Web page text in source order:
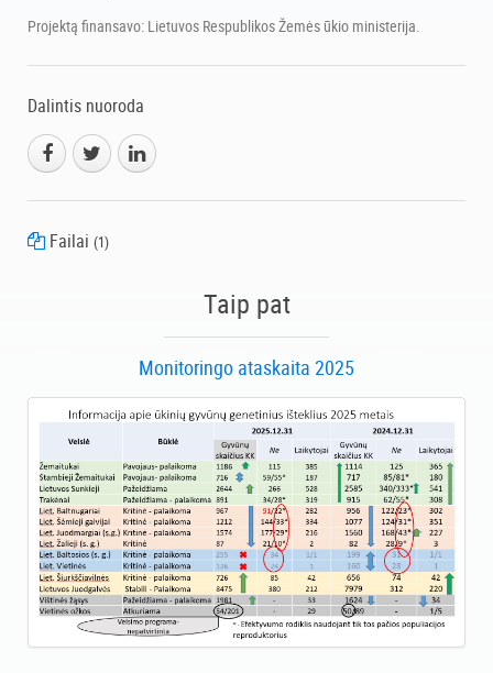
Projektą finansavo: Lietuvos Respublikos Žemės ūkio ministerija.
Dalintis nuoroda
Failai (1)
Taip pat
Monitoringo ataskaita 2025